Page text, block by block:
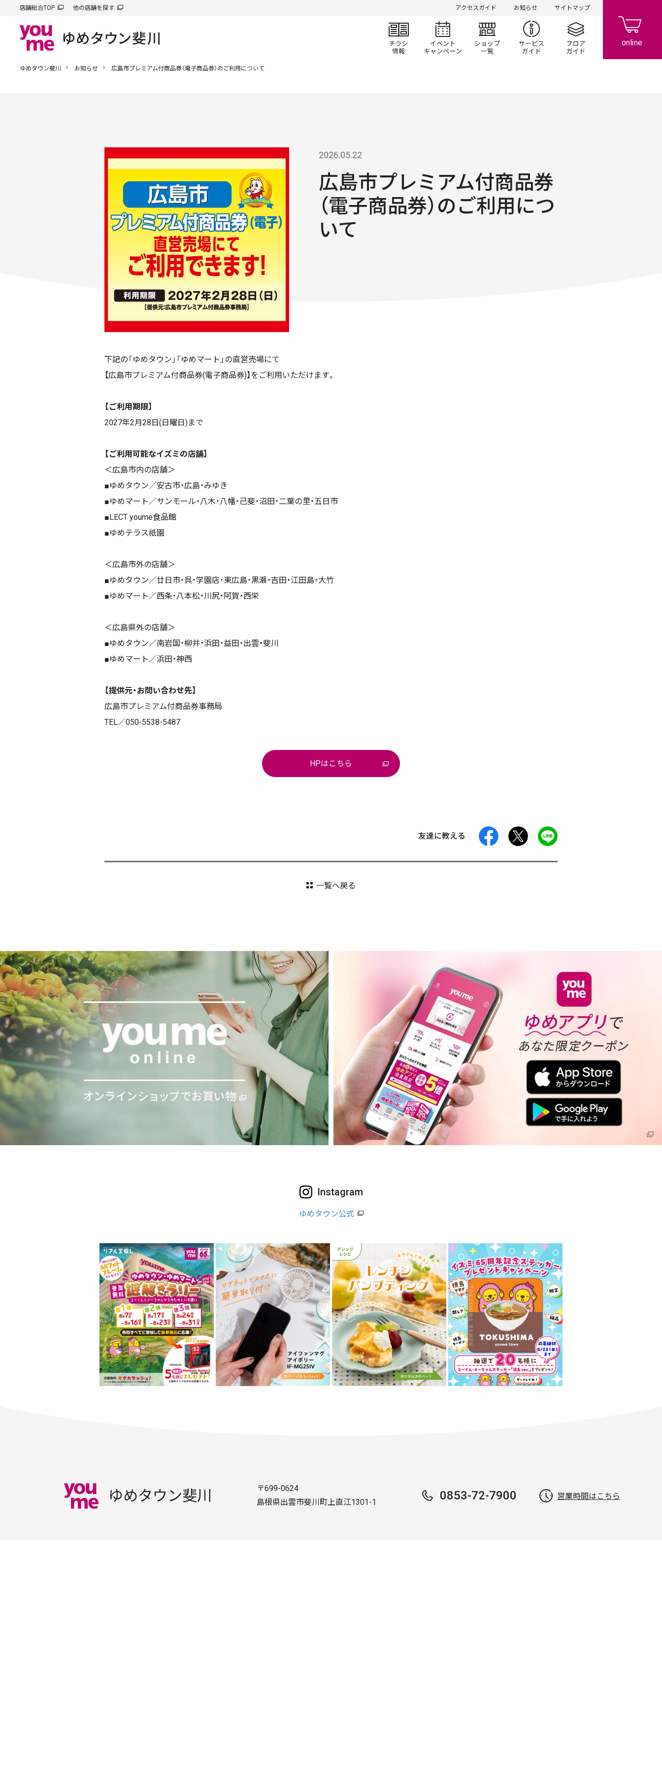
店舗総合TOP 他の店舗を探す アクセスガイド お知らせ サイトマップ
チラシ情報 イベント/キャンペーン
ショップ一覧 サービスガイドフロアガイド
ゆめタウン斐川 お知らせ 広島市プレミアム付商品券（電子商品券）のご利用について
2026.05.22
広島市プレミアム付商品券
（電子商品券）のご利用につ
いて
下記の「ゆめタウン」「ゆめマート」の直営売場にて
【広島市プレミアム付商品券(電子商品券)】をご利用いただけます。
【ご利用期限】
2027年2月28日(日曜日)まで
【ご利用可能なイズミの店舗】
＜広島市内の店舗＞
■ゆめタウン／安古市・広島・みゆき
■ゆめマート／サンモール・八木・八幡・己斐・沼田・二葉の里・五日市
■LECT youme食品館
■ゆめテラス祇園
＜広島市外の店舗＞
■ゆめタウン／廿日市・呉・学園店・東広島・黒瀬・吉田・江田島・大竹
■ゆめマート／西条・八本松・川尻・阿賀・西栄
＜広島県外の店舗＞
■ゆめタウン／南岩国・柳井・浜田・益田・出雲・斐川
■ゆめマート／浜田・神西
【提供元・お問い合わせ先】
広島市プレミアム付商品券事務局
TEL／050-5538-5487
HPはこちら
友達に教える facebook
一覧へ戻る
Instagram
ゆめタウン公式
ゆめタウン斐川
〒699-0624
島根県出雲市斐川町上直江1301-1
0853-72-7900 営業時間はこちら